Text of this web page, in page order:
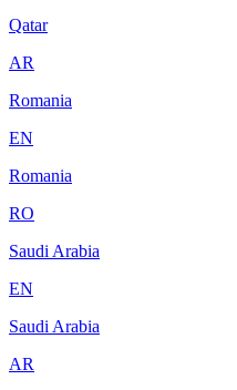
Qatar
AR
Romania
EN
Romania
RO
Saudi Arabia
EN
Saudi Arabia
AR